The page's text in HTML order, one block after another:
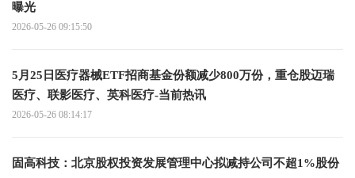
曝光
2026-05-26 09:15:50
5月25日医疗器械ETF招商基金份额减少800万份，重仓股迈瑞
医疗、联影医疗、英科医疗-当前热讯
2026-05-26 08:14:17
固高科技：北京股权投资发展管理中心拟减持公司不超1%股份